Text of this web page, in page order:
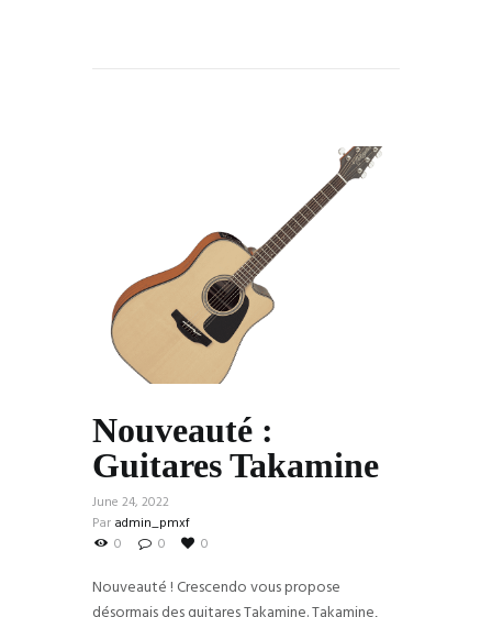
Nouveauté :
Guitares Takamine
June 24, 2022
Par admin_pmxf
0
0 0
Nouveauté ! Crescendo vous propose